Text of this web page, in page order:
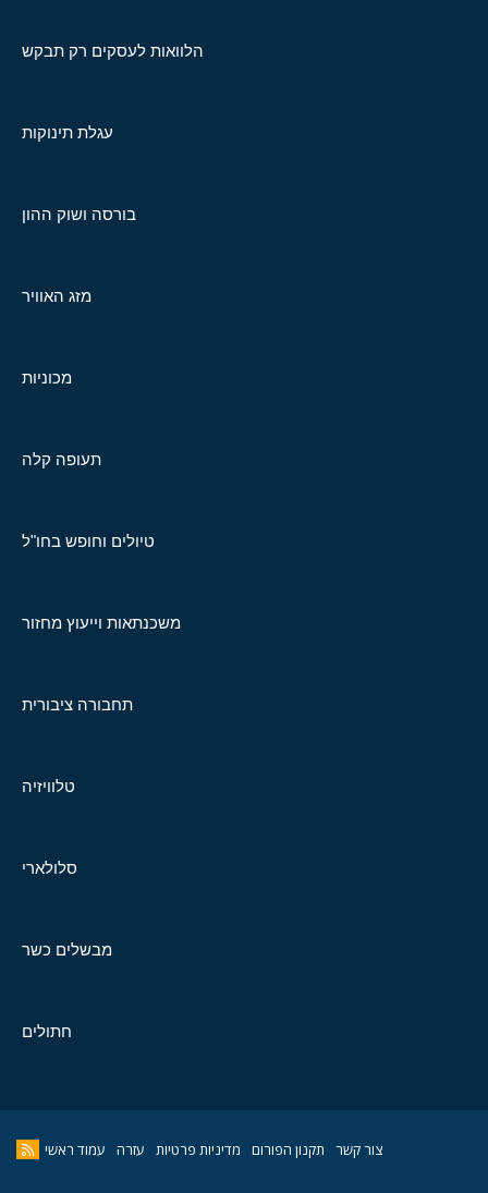
הלוואות לעסקים רק תבקש
עגלת תינוקות
בורסה ושוק ההון
מזג האוויר
מכוניות
תעופה קלה
טיולים וחופש בחו"ל
משכנתאות וייעוץ מחזור
תחבורה ציבורית
טלוויזיה
סלולארי
מבשלים כשר
חתולים
צור קשר תקנון הפורום מדיניות פרטיות עזרה עמוד ראשי